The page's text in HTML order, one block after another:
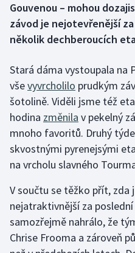
Golf
Gymnastika
Házená
Jezdectví
Judo
Krasobruslení
Lezení
Lyže a snowboard
Moderní pětiboj
Gouvenou – mohou
závod je nejotevřenější
několik dechberoucích
Stará dáma vystoupala na
vševyvrcholilo prudkým
šotolině. Viděli jsme též
hodina změnila v pekelný
mnoho favoritů. Druhý
skvostnými pyrenejsými
na vrcholu slavného
V součtu se těžko přít, zda
nejatraktivnější za
samozřejmě nahrálo, že
Chrise Frooma a zároveň